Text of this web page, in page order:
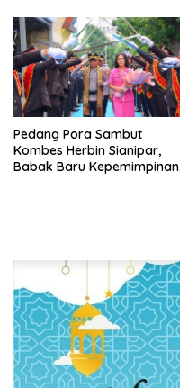
Pedang Pora Sambut
Kombes Herbin Sianipar,
Babak Baru Kepemimpinan